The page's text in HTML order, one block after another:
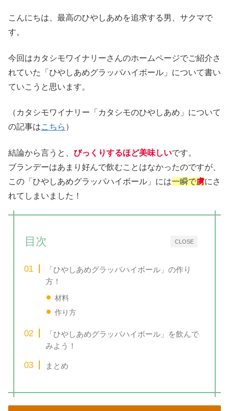
こんにちは、最高のひやしあめを追求する男、サクマで
す。
今回はカタシモワイナリーさんのホームページでご紹介さ
れていた「ひやしあめグラッパハイボール」について書い
ていこうと思います。
（カタシモワイナリー「カタシモのひやしあめ」について
の記事はこちら ）
結論から言うと、 びっくりするほど美味しいです。
ブランデーはあまり好んで飲むことはなかったのですが、
この「ひやしあめグラッパハイボール」には一瞬で虜にさ
れてしまいました！
CLOSE
目次
「ひやしあめグラッパハイボール」の作り
方！
材料
作り方
「ひやしあめグラッパハイボール」を飲んで
みよう！
まとめ